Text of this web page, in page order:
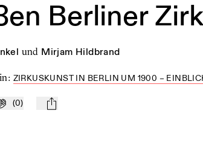
Berliner
und Mirjam Hildbrand
: ZIRKUSKUNST IN BERLIN UM 1900 –
hinzufügen
(0) mail